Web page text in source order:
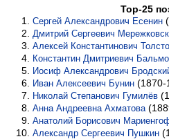
Top-25
Сергей Александрович Есенин
Дмитрий Сергеевич
Алексей Константинович
Константин Дмитриевич
Иосиф Александрович
Иван Алексеевич Бунин (1870-
Николай Степанович Гумилёв
Анна Андреевна Ахматова
Анатолий Борисович
Александр Сергеевич Пушкин